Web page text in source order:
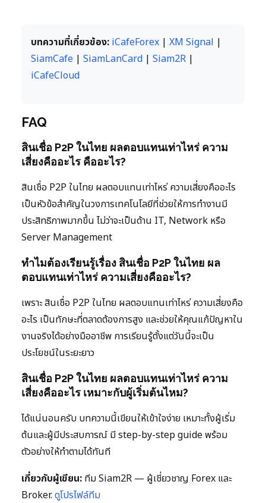
บทความที่เกี่ยวข้อง: iCafeForex | XM Signal |
SiamCafe | SiamLanCard | Siam2R |
iCafeCloud
FAQ
สินเชื่อ P2P ในไทย ผลตอบแทนเท่าไหร่ ความ
เสี่ยงคืออะไร คืออะไร?
สินเชื่อ P2P ในไทย ผลตอบแทนเท่าไหร่ ความเสี่ยงคืออะไร
เป็นหัวข้อสำคัญในวงการเทคโนโลยีที่ช่วยให้การทำงานมี
ประสิทธิภาพมากขึ้น ไม่ว่าจะเป็นด้าน IT, Network หรือ
Server Management
ทำไมต้องเรียนรู้เรื่อง สินเชื่อ P2P ในไทย ผล
ตอบแทนเท่าไหร่ ความเสี่ยงคืออะไร?
เพราะ สินเชื่อ P2P ในไทย ผลตอบแทนเท่าไหร่ ความเสี่ยงคือ
อะไร เป็นทักษะที่ตลาดต้องการสูง และช่วยให้คุณแก้ปัญหาใน
งานจริงได้อย่างมืออาชีพ การเรียนรู้ตั้งแต่วันนี้จะเป็น
ประโยชน์ในระยะยาว
สินเชื่อ P2P ในไทย ผลตอบแทนเท่าไหร่ ความ
เสี่ยงคืออะไร เหมาะกับผู้เริ่มต้นไหม?
ได้แน่นอนครับ บทความนี้เขียนให้เข้าใจง่าย เหมาะทั้งผู้เริ่ม
ต้นและผู้มีประสบการณ์ มี step-by-step guide พร้อม
ตัวอย่างให้ทำตามได้ทันที
เกี่ยวกับผู้เขียน: ทีม Siam2R — ผู้เชี่ยวชาญ Forex และ
Broker.ดูโปรไฟล์ทีม